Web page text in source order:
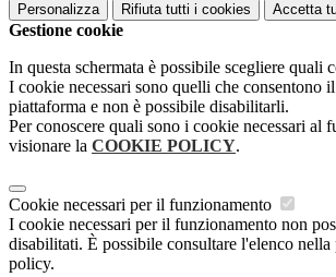
Personalizza Rifiuta tutti i cookies Accetta
Gestione cookie
In questa schermata è possibile scegliere quali
I cookie necessari sono quelli che consentono
piattaforma e non è possibile disabilitarli.
Per conoscere quali sono i cookie necessari al
visionare la COOKIE POLICY.
Cookie necessari per il funzionamento
I cookie necessari per il funzionamento non
disabilitati. È possibile consultare l'elenco
policy.